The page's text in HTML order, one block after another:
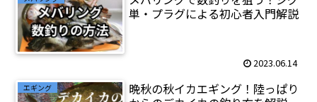
単・プラグによる初心者入門解説
2023.06.14
エギング
晩秋の秋イカエギング！陸っぱり